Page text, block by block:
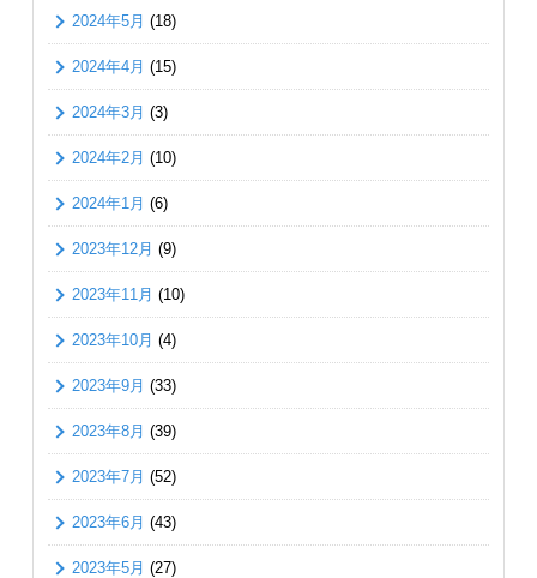
2024年5月 (18)
2024年4月 (15)
2024年3月 (3)
2024年2月 (10)
2024年1月 (6)
2023年12月 (9)
2023年11月 (10)
2023年10月 (4)
2023年9月 (33)
2023年8月 (39)
2023年7月 (52)
2023年6月 (43)
2023年5月 (27)